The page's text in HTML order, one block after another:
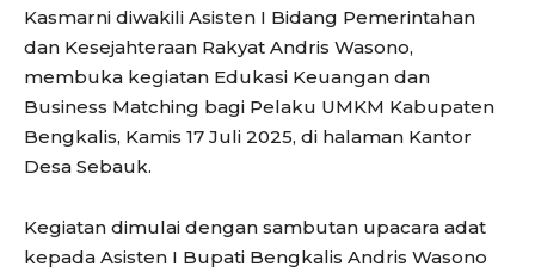
Kasmarni diwakili Asisten I Bidang Pemerintahan
dan Kesejahteraan Rakyat Andris Wasono,
membuka kegiatan Edukasi Keuangan dan
Business Matching bagi Pelaku UMKM Kabupaten
Bengkalis, Kamis 17 Juli 2025, di halaman Kantor
Desa Sebauk.
Kegiatan dimulai dengan sambutan upacara adat
kepada Asisten I Bupati Bengkalis Andris Wasono